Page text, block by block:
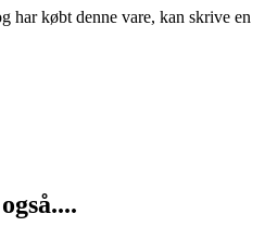
har købt denne vare, kan skrive en